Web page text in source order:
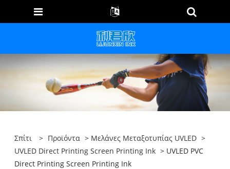
Σπίτι > Προϊόντα > Μελάνες Μεταξοτυπίας UVLED >
UVLED Direct Printing Screen Printing Ink > UVLED PVC
Direct Printing Screen Printing Ink